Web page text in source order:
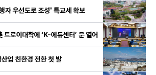
자 우선도로 조성' 특교세 확보
트로이대학에 ‘K-에듀센터’ 문 열어
업 친환경 전환 첫 발